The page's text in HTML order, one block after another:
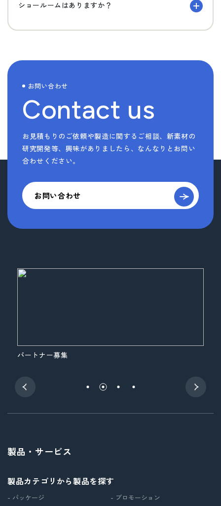
ショールームはありますか？
お問い合わせ
Contact us
お見積もりのご依頼や製造に関するご相談、新素材の
研究開発等、 興味がありましたら、なんなりとお問い
合わせください。
お問い合わせ
パートナー募集
製品・サービス
製品カテゴリから製品を探す
- パッケージ
- プロモーション